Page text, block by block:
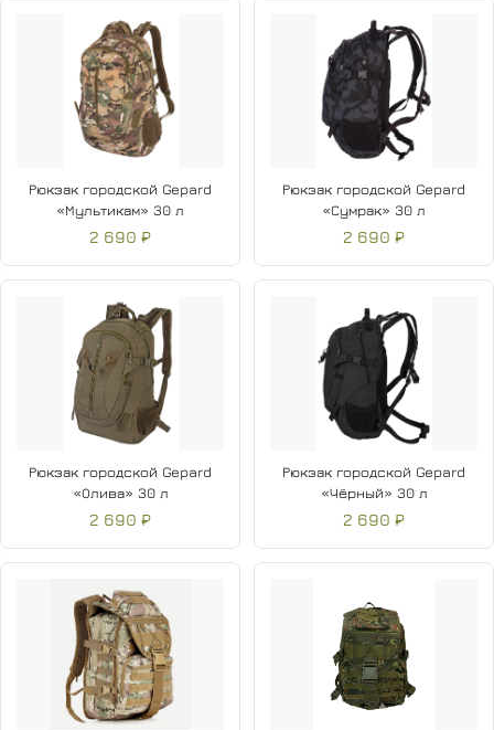
Рюкзак городской Gepard
«Мультикам» 30 л
2 690 ₽
Рюкзак городской Gepard
«Сумрак» 30 л
2 690 ₽
Рюкзак городской Gepard
«Олива» 30 л
2 690 ₽
Рюкзак городской Gepard
«Чёрный» 30 л
2 690 ₽